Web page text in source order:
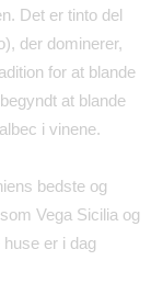
Det er tinto del
der dominerer,
for at blande
at blande
i vinene.
bedste og
Vega Sicilia og
er i dag